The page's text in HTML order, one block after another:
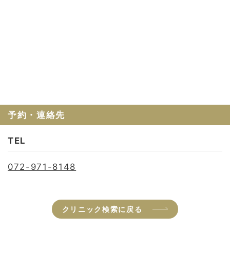
予約・連絡先
TEL
072-971-8148
クリニック検索に戻る